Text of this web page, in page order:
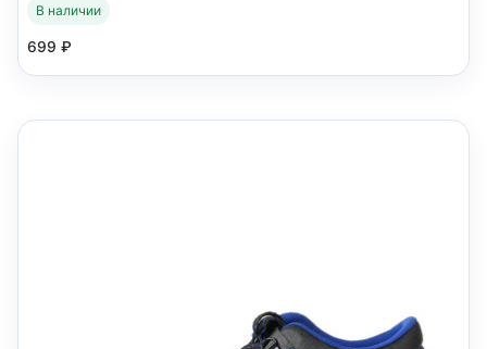
В наличии
699 ₽